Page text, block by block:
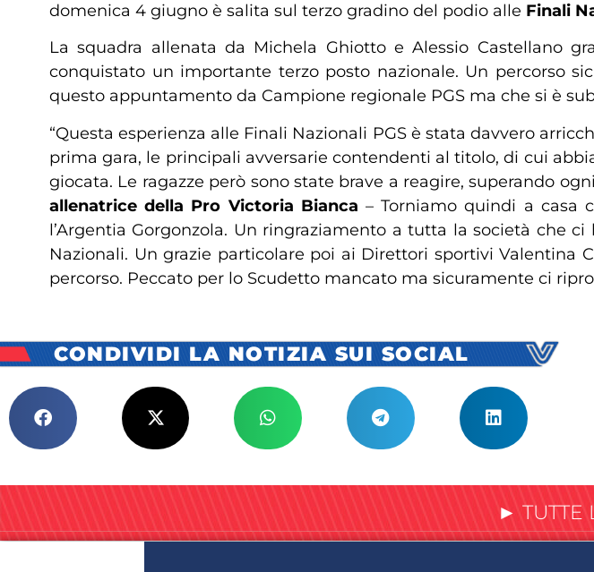
domenica 4 giugno è salita sul terzo gradino del podio alle Finali
La squadra allenata da Michela Ghiotto e Alessio Castellano
conquistato un importante terzo posto nazionale. Un percorso
questo appuntamento da Campione regionale PGS ma che si è
“Questa esperienza alle Finali Nazionali PGS è stata davvero
prima gara, le principali avversarie contendenti al titolo, di cui
giocata. Le ragazze però sono state brave a reagire, superando
allenatrice della Pro Victoria Bianca – Torniamo quindi a casa
l’Argentia Gorgonzola. Un ringraziamento a tutta la società che
Nazionali. Un grazie particolare poi ai Direttori sportivi Valentina
percorso. Peccato per lo Scudetto mancato ma sicuramente ci
CONDIVIDI LA NOTIZIA SUI SOCIAL
► TUTTE